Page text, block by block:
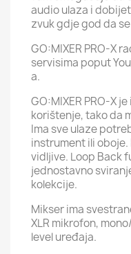
audio ulaza i
zvuk gdje god da
GO:MIXER PRO-X
servisima poput
a.
GO:MIXER PRO-X
korištenje, tako da
Ima sve ulaze
instrument ili
vidljive. Loop Back
jednostavno
kolekcije.
Mikser ima
XLR mikrofon,
level uređaja.